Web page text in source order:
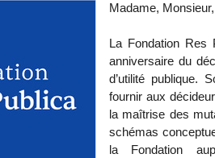
Madame, Monsieur,
La Fondation Res
anniversaire du
d’utilité publique.
fournir aux
la maîtrise des
schémas
la Fondation